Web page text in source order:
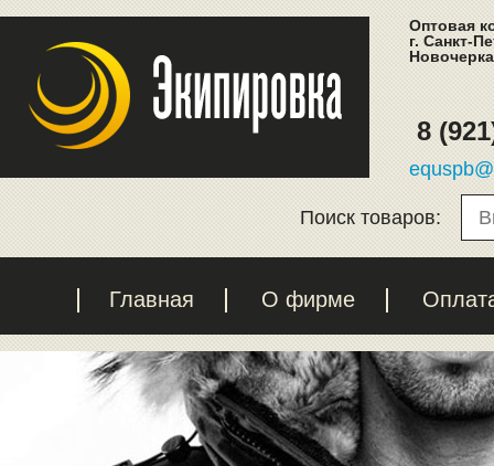
Оптовая
г. Санкт-
8
Поиск товаров:
Главная О фирме